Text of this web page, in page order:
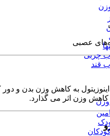
چربی
قند
وزن
عصبی
به کاهش وزن بدن و دور
کاهش وزن اثر می گذارد.